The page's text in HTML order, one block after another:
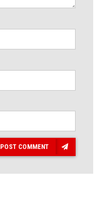
POST COMMENT